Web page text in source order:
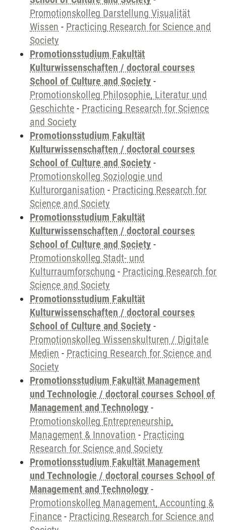
Promotionskolleg Darstellung Visualität
Wissen - Practicing Research for Science and
Society
Promotionsstudium Fakultät
Kulturwissenschaften / doctoral courses
School of Culture and Society -
Promotionskolleg Philosophie, Literatur und
Geschichte - Practicing Research for Science
and Society
Promotionsstudium Fakultät
Kulturwissenschaften / doctoral courses
School of Culture and Society -
Promotionskolleg Soziologie und
Kulturorganisation - Practicing Research for
Science and Society
Promotionsstudium Fakultät
Kulturwissenschaften / doctoral courses
School of Culture and Society -
Promotionskolleg Stadt- und
Kulturraumforschung - Practicing Research for
Science and Society
Promotionsstudium Fakultät
Kulturwissenschaften / doctoral courses
School of Culture and Society -
Promotionskolleg Wissenskulturen / Digitale
Medien - Practicing Research for Science and
Society
Promotionsstudium Fakultät Management
und Technologie / doctoral courses School of
Management and Technology -
Promotionskolleg Entrepreneurship,
Management & Innovation - Practicing
Research for Science and Society
Promotionsstudium Fakultät Management
und Technologie / doctoral courses School of
Management and Technology -
Promotionskolleg Management, Accounting &
Finance - Practicing Research for Science and